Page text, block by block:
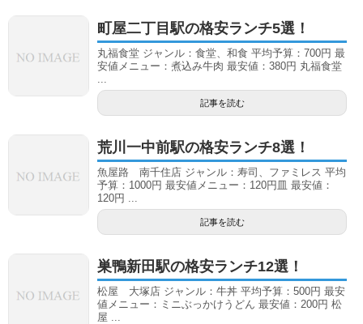
町屋二丁目駅の格安ランチ5選！
丸福食堂 ジャンル：食堂、和食 平均予算：700円 最
安値メニュー：煮込み牛肉 最安値：380円 丸福食堂
記事を読む
荒川一中前駅の格安ランチ8選！
魚屋路 南千住店 ジャンル：寿司、ファミレス 平均
予算：1000円 最安値メニュー：120円皿 最安値：
120円 ...
記事を読む
巣鴨新田駅の格安ランチ12選！
松屋 大塚店 ジャンル：牛丼 平均予算：500円 最安
値メニュー：ミニぶっかけうどん 最安値：200円 松
屋 ...